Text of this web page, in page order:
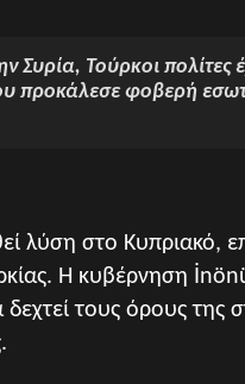
Τούρκοι πολίτες
προκάλεσε φοβερή
λύση στο Κυπριακό,
Η κυβέρνηση
τους όρους της